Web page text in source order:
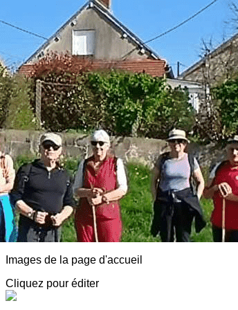
Exporter les lignes sélectionnées
Exporter toutes les colonnes
Exporter uniquement les colonnes affichées
Menu
<
>
AVF Luzy Morvan
Adhésion
Animations
Détentes, Visites et Conférences
Partenaires, Spectacles, Infos diverses
Notre agenda
Adresses sympa
Actualité
?>
Images de la page d'accueil
Cliquez pour éditer